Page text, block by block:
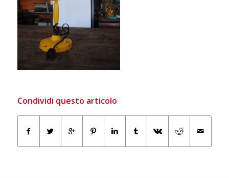
Condividi questo articolo